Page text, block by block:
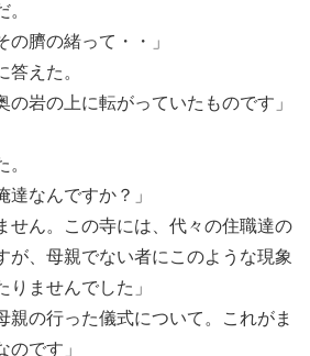
の臍の緒って・・」
えた。
の岩の上に転がっていたものです」
なんですか？」
せん。この寺には、代々の住職達の
が、母親でない者にこのような現象
りませんでした」
親の行った儀式について。これがま
のです」